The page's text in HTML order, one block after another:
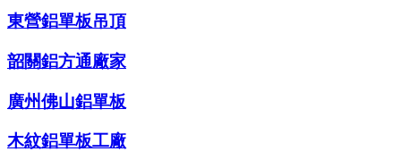
東營鋁單板吊頂
韶關鋁方通廠家
廣州佛山鋁單板
木紋鋁單板工廠